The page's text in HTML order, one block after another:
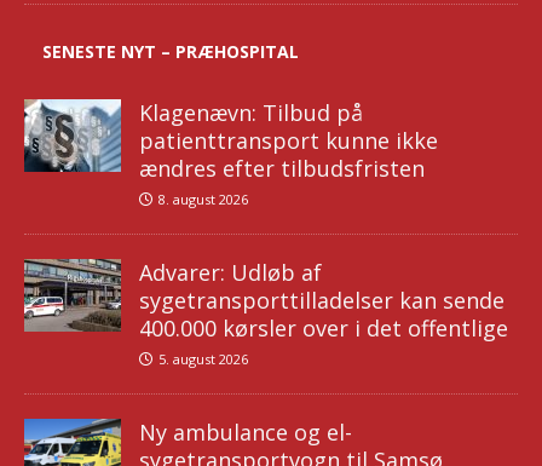
SENESTE NYT – PRÆHOSPITAL
Klagenævn: Tilbud på
patienttransport kunne ikke
ændres efter tilbudsfristen
8. august 2026
Advarer: Udløb af
sygetransporttilladelser kan sende
400.000 kørsler over i det offentlige
5. august 2026
Ny ambulance og el-